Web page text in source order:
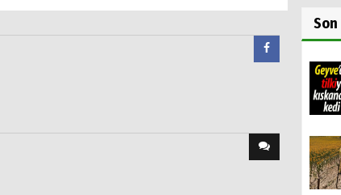
Son